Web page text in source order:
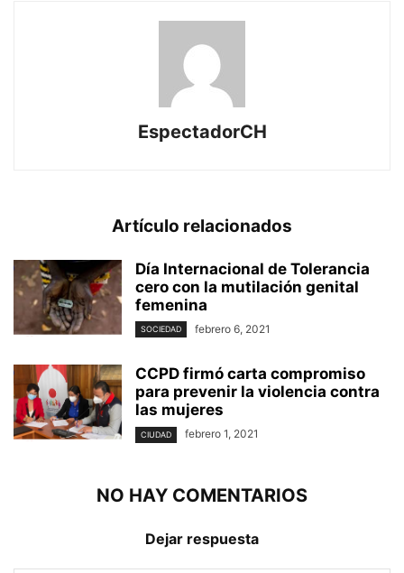
EspectadorCH
Artículo relacionados
Día Internacional de Tolerancia
cero con la mutilación genital
femenina
SOCIEDAD febrero 6, 2021
CCPD firmó carta compromiso
para prevenir la violencia contra
las mujeres
CIUDAD febrero 1, 2021
NO HAY COMENTARIOS
Dejar respuesta